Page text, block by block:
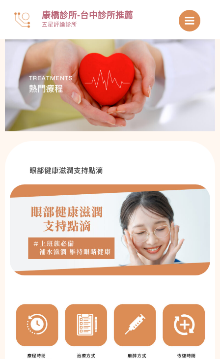
要
康橋診所-台中診所推薦
五星評論診所
眼部健康滋潤支持點滴